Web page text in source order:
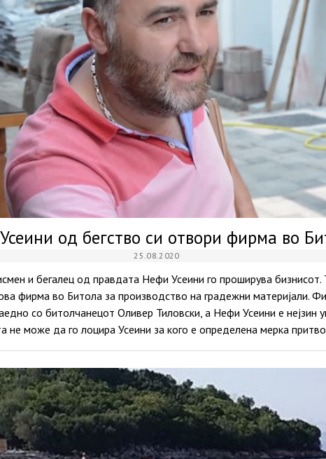
од бегство си отвори фирма во
25.08.2020
и бегалец од правдата Нефи Усеини го проширува бизнисот.
фирма во Битола за производство на градежни материјали.
со битолчанецот Оливер Тиловски, а Нефи Усеини е нејзин
не може да го лоцира Усеини за кого е определена мерка